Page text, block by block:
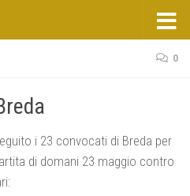
0
i 23 convocati di Breda per
di domani 23 maggio contro